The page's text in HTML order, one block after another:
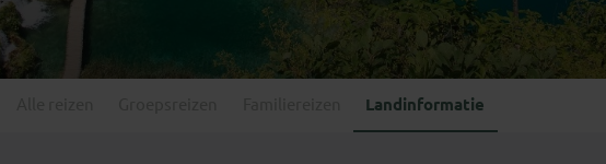
(2)
Georgië
IJsland
(3)
Kosovo
(1)
Landinformatie